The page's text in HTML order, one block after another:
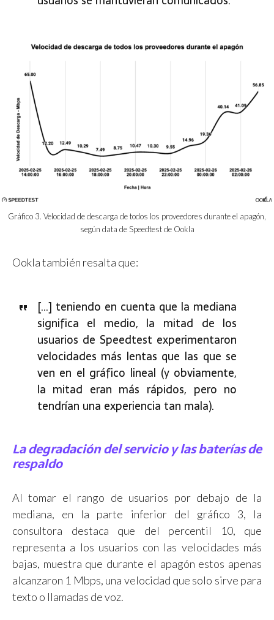
Gráfico 3. Velocidad de descarga de todos los proveedores durante el apagón,
según data de Speedtest de Ookla
Ookla también resalta que:
[…] teniendo en cuenta que la mediana
significa el medio, la mitad de los
usuarios de Speedtest experimentaron
velocidades más lentas que las que se
ven en el gráfico lineal (y obviamente,
la mitad eran más rápidos, pero no
tendrían una experiencia tan mala).
La degradación del servicio y las baterías de
respaldo
Al tomar el rango de usuarios por debajo de la
mediana, en la parte inferior del gráfico 3, la
consultora destaca que del percentil 10, que
representa a los usuarios con las velocidades más
bajas, muestra que durante el apagón estos apenas
alcanzaron 1 Mbps, una velocidad que solo sirve para
texto o llamadas de voz.